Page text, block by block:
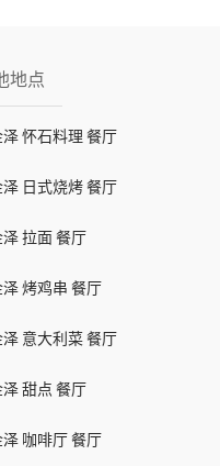
地点
怀石料理 餐厅
日式烧烤 餐厅
拉面 餐厅
烤鸡串 餐厅
意大利菜 餐厅
甜点 餐厅
咖啡厅 餐厅